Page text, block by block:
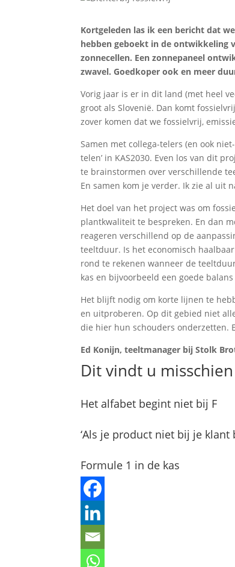
Kortgeleden las ik een bericht dat
hebben geboekt in de ontwikkeling
zonnecellen. Een zonnepaneel
zwavel. Goedkoper ook en meer
Vorig jaar is er in dit land (met heel
groot als Slovenië. Dan komt
zover komen dat we fossielvrij,
Samen met collega-telers (en ook
telen’ in KAS2030. Even los van dit
te brainstormen over verschillende
En samen kom je verder. Ik zie al uit
Het doel van het project was om
plantkwaliteit te bespreken. En dan
reageren verschillend op de
teeltduur. Is het economisch
rond te rekenen wanneer de
kas en bijvoorbeeld een goede
Het blijft nodig om korte lijnen te
en uitproberen. Op dit gebied niet
die hier hun schouders onderzetten.
Ed Konijn, teeltmanager bij Stolk
Dit vindt u
Het alfabet begint niet bij F
‘Als je product niet bij je klant
Formule 1 in de kas